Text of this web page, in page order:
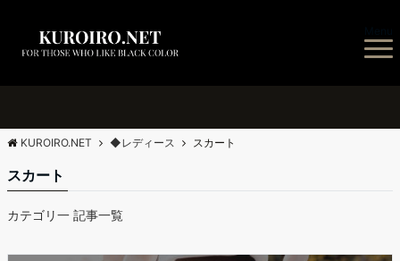
KUROIRO.NET ◆レディース スカート
スカート
カテゴリ一 記事一覧